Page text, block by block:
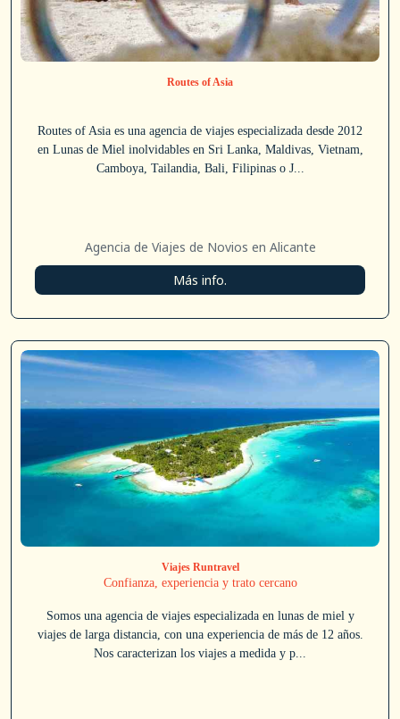
Routes of Asia
Routes of Asia es una agencia de viajes especializada desde 2012
en Lunas de Miel inolvidables en Sri Lanka, Maldivas, Vietnam,
Camboya, Tailandia, Bali, Filipinas o J...
Agencia de Viajes de Novios en Alicante
Más info.
Viajes Runtravel
Confianza, experiencia y trato cercano
Somos una agencia de viajes especializada en lunas de miel y
viajes de larga distancia, con una experiencia de más de 12 años.
Nos caracterizan los viajes a medida y p...